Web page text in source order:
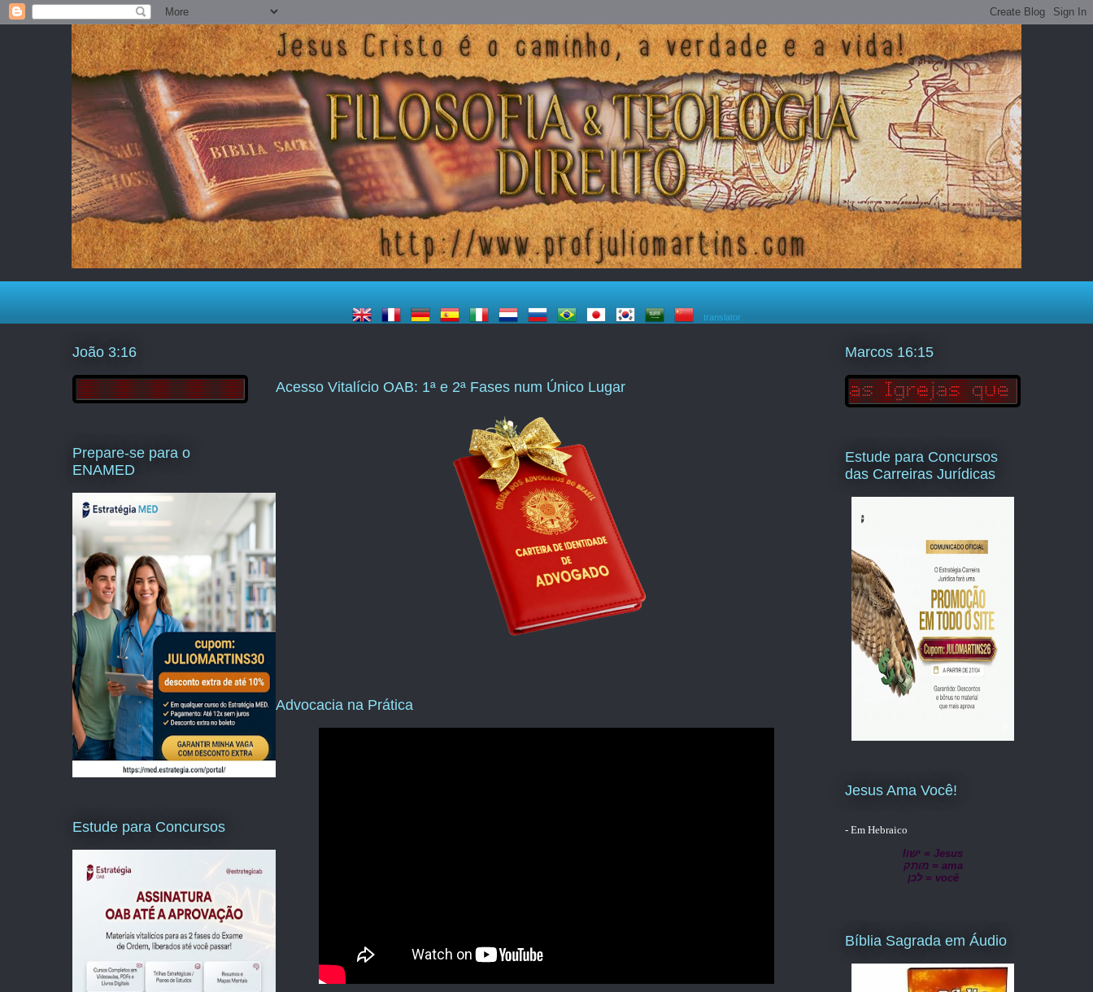
translator
Acesso Vitalício OAB: 1ª e 2ª Fases num Único Lugar
Advocacia na Prática
João 3:16
Prepare-se para o
ENAMED
Estude para Concursos
Marcos 16:15
Estude para Concursos
das Carreiras Jurídicas
Jesus Ama Você!
- Em Hebraico
lישו = Jesus
מותק = ama
לכן = você
Bíblia Sagrada em Áudio